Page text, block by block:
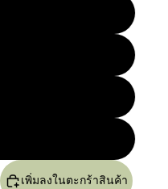
เพิ่มลงในตะกร้าสินค้า